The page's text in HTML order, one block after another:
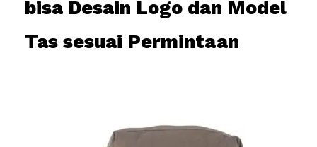
bisa Desain Logo dan Model
Tas sesuai Permintaan